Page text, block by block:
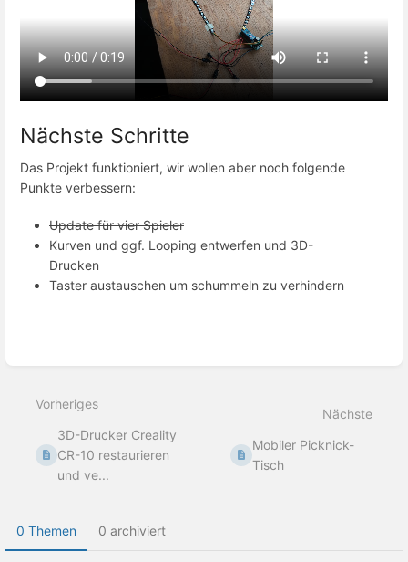
Nächste Schritte
Das Projekt funktioniert, wir wollen aber noch folgende
Punkte verbessern:
Update für vier Spieler
Kurven und ggf. Looping entwerfen und 3D-
Drucken
Taster austauschen um schummeln zu verhindern
Vorheriges
3D-Drucker Creality
CR-10 restaurieren
und ve...
Nächste
Mobiler Picknick-
Tisch
0 Themen 0 archiviert